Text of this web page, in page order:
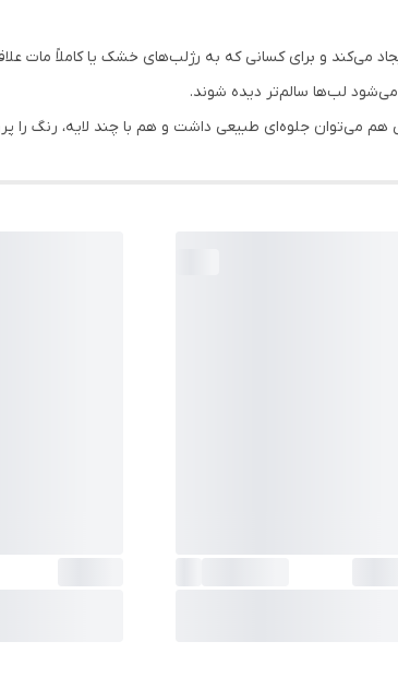
می‌کند و برای کسانی که به رژلب‌های خشک یا کاملاً مات
می‌شود لب‌ها سالم‌تر دیده شوند.
می‌توان جلوه‌ای طبیعی داشت و هم با چند لایه، رنگ را